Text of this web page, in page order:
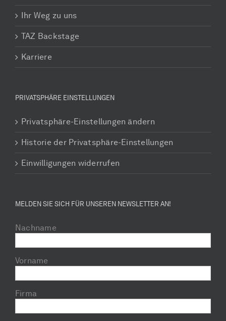
Ihr Weg zu uns
TAZ Backstage
Karriere
PRIVATSPHÄRE EINSTELLUNGEN
Privatsphäre-Einstellungen ändern
Historie der Privatsphäre-Einstellungen
Einwilligungen widerrufen
MELDEN SIE SICH FÜR UNSEREN NEWSLETTER AN!
Nachname
Vorname
Firma